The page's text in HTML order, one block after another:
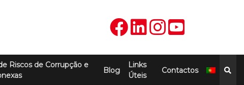
Riscos de Corrupção e
Blog
Links
Úteis
Contactos